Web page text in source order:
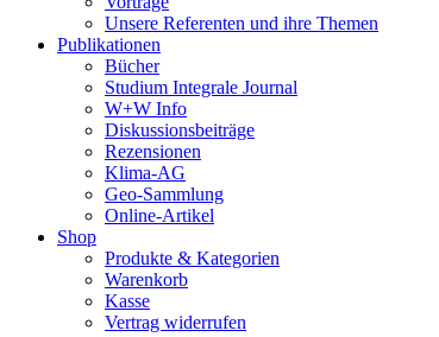
Unsere Referenten und ihre Themen
Publikationen
Bücher
Studium Integrale Journal
W+W Info
Diskussionsbeiträge
Rezensionen
Klima-AG
Geo-Sammlung
Online-Artikel
Shop
Produkte & Kategorien
Warenkorb
Kasse
Vertrag widerrufen